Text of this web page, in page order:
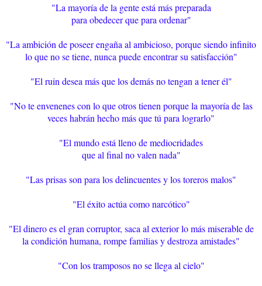
"La mayoría de la gente está más preparada
para obedecer que para ordenar"
"La ambición de poseer engaña al ambicioso, porque siendo infinito
lo que no se tiene, nunca puede encontrar su satisfacción"
"El ruin desea más que los demás no tengan a tener él"
"No te envenenes con lo que otros tienen porque la mayoría de las
veces habrán hecho más que tú para lograrlo"
"El mundo está lleno de mediocridades
que al final no valen nada"
"Las prisas son para los delincuentes y los toreros malos"
"El éxito actúa como narcótico"
"El dinero es el gran corruptor, saca al exterior lo más miserable de
la condición humana, rompe familias y destroza amistades"
"Con los tramposos no se llega al cielo"